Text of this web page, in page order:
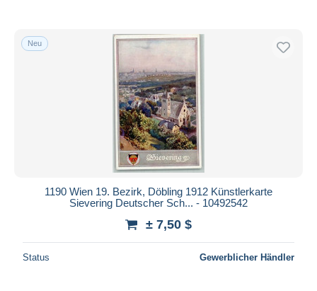
Neu
1190 Wien 19. Bezirk, Döbling 1912 Künstlerkarte
Sievering Deutscher Sch... - 10492542
± 7,50 $
Status Gewerblicher Händler